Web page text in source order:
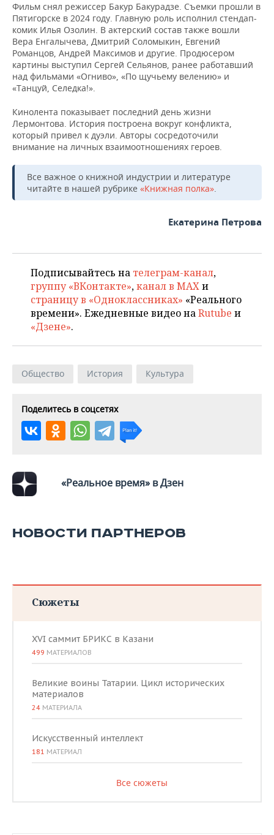
ВОДНЫЕ ВИДЫ СПОРТА
ХОККЕЙ С МЯЧОМ
ОБРАЗОВАНИЕ
ПРОИСШЕСТВИЯ
Фильм снял режиссер Бакур Бакурадзе. Съемки прошли в
Пятигорске в 2024 году. Главную роль исполнил стендап-
комик Илья Озолин. В актерский состав также вошли
Вера Енгалычева, Дмитрий Соломыкин, Евгений
Романцов, Андрей Максимов и другие. Продюсером
картины выступил Сергей Сельянов, ранее работавший
над фильмами «Огниво», «По щучьему велению» и
«Танцуй, Селедка!».
Кинолента показывает последний день жизни
Лермонтова. История построена вокруг конфликта,
который привел к дуэли. Авторы сосредоточили
внимание на личных взаимоотношениях героев.
Все важное о книжной индустрии и литературе
читайте в нашей рубрике «Книжная полка».
Екатерина Петрова
Подписывайтесь на телеграм-канал,
группу «ВКонтакте»,канал в MAXи
страницу в «Одноклассниках» «Реального
времени». Ежедневные видео наRutube и
«Дзене».
Общество История Культура
Поделитесь в соцсетях
«Реальное время» в Дзен
НОВОСТИ ПАРТНЕРОВ
Сюжеты
XVI саммит БРИКС в Казани
499 МАТЕРИАЛОВ
Великие воины Татарии. Цикл исторических
материалов
24 МАТЕРИАЛА
Искусственный интеллект
181 МАТЕРИАЛ
Все сюжеты